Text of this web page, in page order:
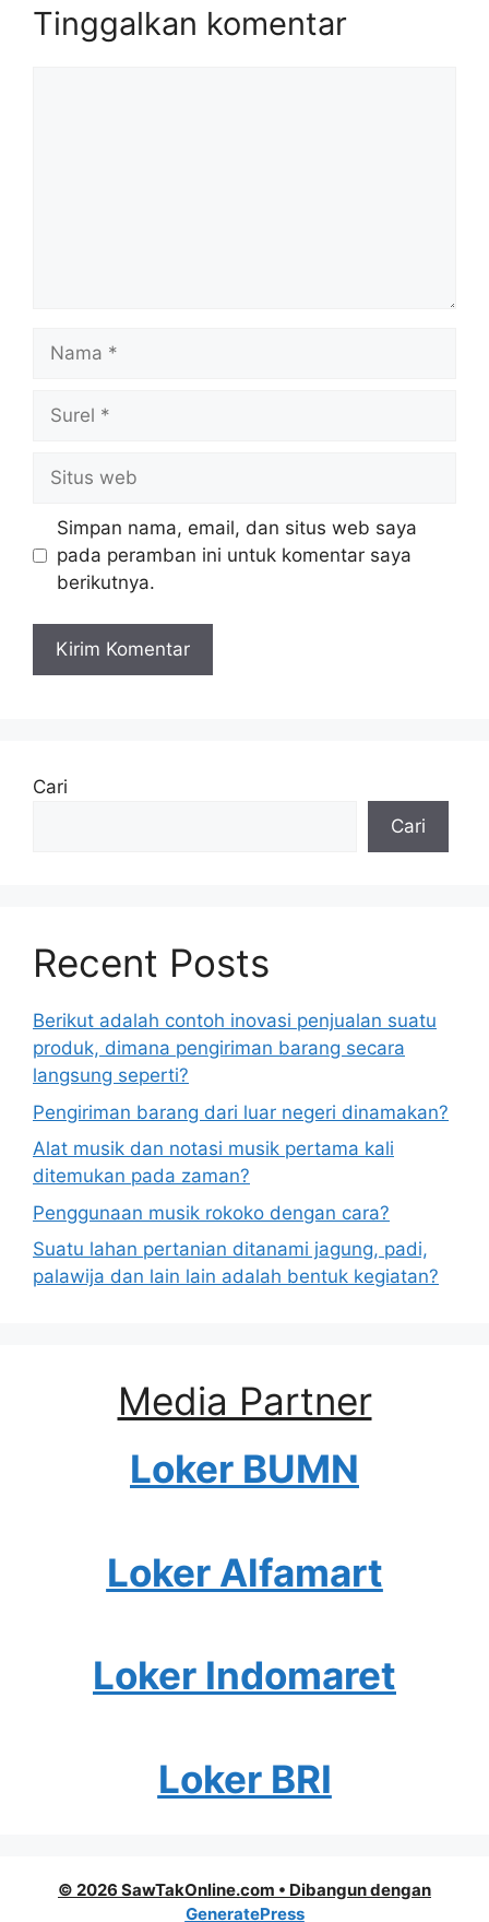
Tinggalkan komentar
web
Simpan nama, email, dan situs web saya
pada peramban ini untuk komentar saya
berikutnya.
Cari
Cari
Recent Posts
Berikut adalah contoh inovasi penjualan suatu
produk, dimana pengiriman barang secara
langsung seperti?
Pengiriman barang dari luar negeri dinamakan?
Alat musik dan notasi musik pertama kali
ditemukan pada zaman?
Penggunaan musik rokoko dengan cara?
Suatu lahan pertanian ditanami jagung, padi,
palawija dan lain lain adalah bentuk kegiatan?
Media Partner
Loker BUMN
Loker Alfamart
Loker Indomaret
Loker BRI
© 2026 SawTakOnline.com • Dibangun dengan
GeneratePress